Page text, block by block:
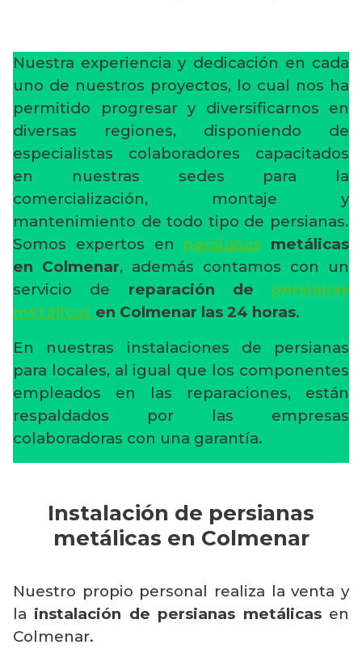
Nuestra experiencia y dedicación en cada
uno de nuestros proyectos, lo cual nos ha
permitido progresar y diversificarnos en
diversas regiones, disponiendo de
especialistas colaboradores capacitados
en nuestras sedes para la
comercialización, montaje y
mantenimiento de todo tipo de persianas.
Somos expertos en persianas metálicas
en Colmenar, además contamos con un
servicio de reparación de persianas
metálicas en Colmenar las 24 horas.
En nuestras instalaciones de persianas
para locales, al igual que los componentes
empleados en las reparaciones, están
respaldados por las empresas
colaboradoras con una garantía.
Instalación de persianas
metálicas en Colmenar
Nuestro propio personal realiza la venta y
la instalación de persianas metálicasen
Colmenar.